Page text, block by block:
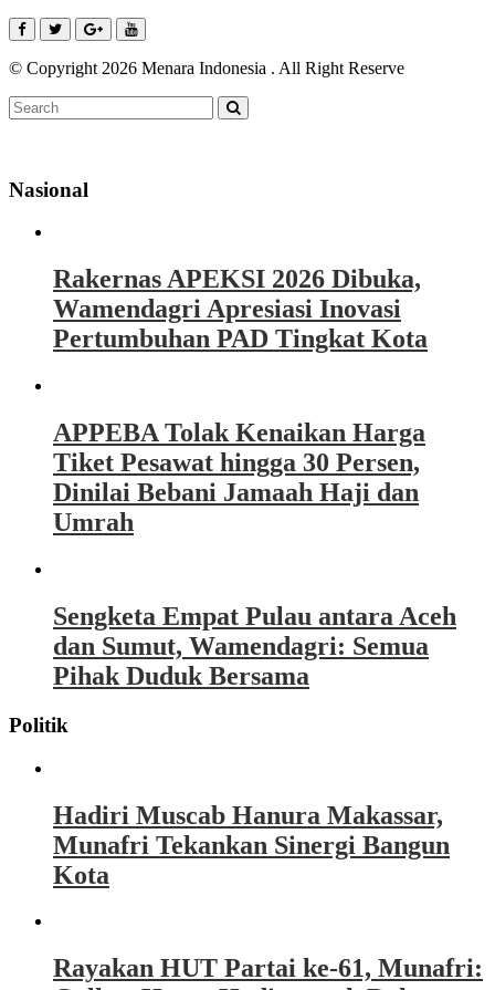
© Copyright 2026 Menara Indonesia . All Right Reserve
Nasional
Rakernas APEKSI 2026 Dibuka,
Wamendagri Apresiasi Inovasi
Pertumbuhan PAD Tingkat Kota
APPEBA Tolak Kenaikan Harga
Tiket Pesawat hingga 30 Persen,
Dinilai Bebani Jamaah Haji dan
Umrah
Sengketa Empat Pulau antara Aceh
dan Sumut, Wamendagri: Semua
Pihak Duduk Bersama
Politik
Hadiri Muscab Hanura Makassar,
Munafri Tekankan Sinergi Bangun
Kota
Rayakan HUT Partai ke-61, Munafri: